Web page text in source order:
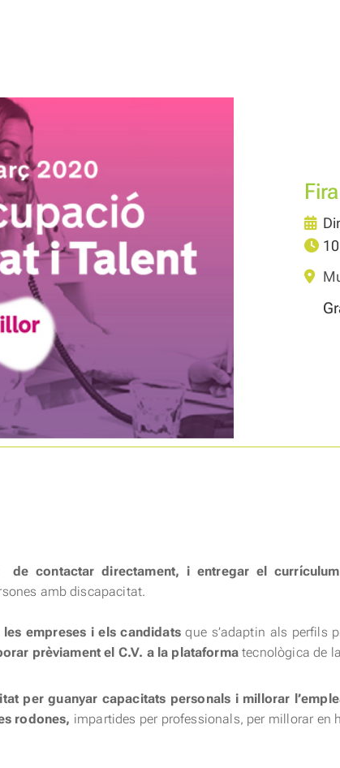
de contactar directament, i entregar el
amb discapacitat.
empreses i els candidatsque s’adaptin als perfils
prèviament el C.V. a la plataformatecnològica de
per guanyar capacitats personals i millorar
rodones, impartides per professionals, per millorar en